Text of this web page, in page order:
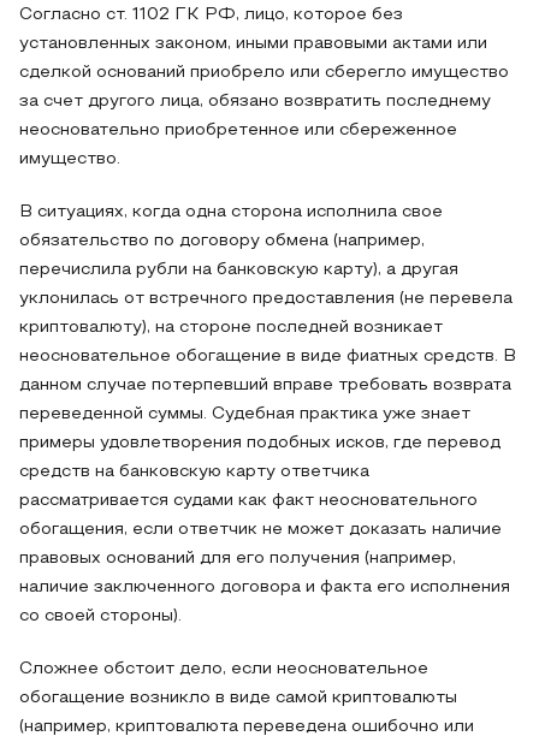
Согласно ст. 1102 ГК РФ, лицо, которое без
установленных законом, иными правовыми актами или
сделкой оснований приобрело или сберегло имущество
за счет другого лица, обязано возвратить последнему
неосновательно приобретенное или сбереженное
имущество.
В ситуациях, когда одна сторона исполнила свое
обязательство по договору обмена (например,
перечислила рубли на банковскую карту), а другая
уклонилась от встречного предоставления (не перевела
криптовалюту), на стороне последней возникает
неосновательное обогащение в виде фиатных средств. В
данном случае потерпевший вправе требовать возврата
переведенной суммы. Судебная практика уже знает
примеры удовлетворения подобных исков, где перевод
средств на банковскую карту ответчика
рассматривается судами как факт неосновательного
обогащения, если ответчик не может доказать наличие
правовых оснований для его получения (например,
наличие заключенного договора и факта его исполнения
со своей стороны).
Сложнее обстоит дело, если неосновательное
обогащение возникло в виде самой криптовалюты
(например, криптовалюта переведена ошибочно или